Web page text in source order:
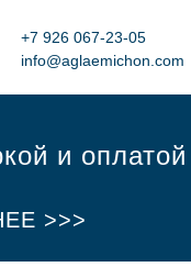
+7 926 067-23-05‬
info@aglaemichon.com
и
>>>